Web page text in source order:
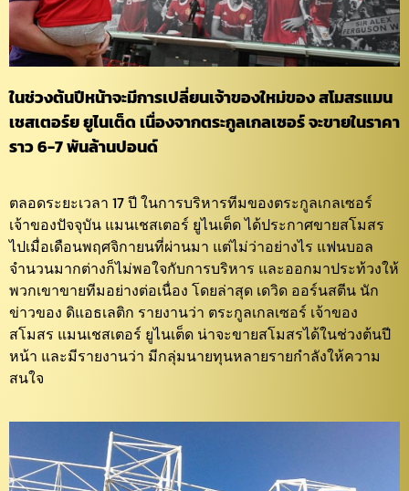
ในช่วงต้นปีหน้าจะมีการเปลี่ยนเจ้าของใหม่ของ สโมสรแมน
เชสเตอร์ย ยูไนเต็ด เนื่องจากตระกูลเกลเซอร์ จะขายในราคา
ราว 6-7 พันล้านปอนด์
ตลอดระยะเวลา 17 ปี ในการบริหารทีมของตระกูลเกลเซอร์
เจ้าของปัจจุบัน แมนเชสเตอร์ ยูไนเต็ด ได้ประกาศขายสโมสร
ไปเมื่อเดือนพฤศจิกายนที่ผ่านมา แต่ไม่ว่าอย่างไร แฟนบอล
จำนวนมากต่างก็ไม่พอใจกับการบริหาร และออกมาประท้วงให้
พวกเขาขายทีมอย่างต่อเนื่อง โดยล่าสุด เดวิด ออร์นสตีน นัก
ข่าวของ ดิแอธเลติก รายงานว่า ตระกูลเกลเซอร์ เจ้าของ
สโมสร แมนเชสเตอร์ ยูไนเต็ด น่าจะขายสโมสรได้ในช่วงต้นปี
หน้า และมีรายงานว่า มีกลุ่มนายทุนหลายรายกำลังให้ความ
สนใจ